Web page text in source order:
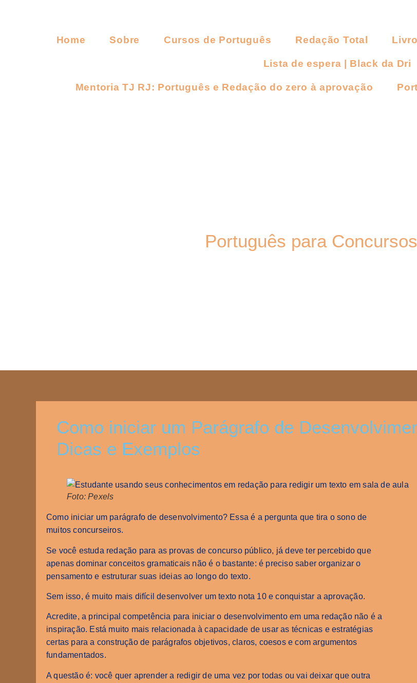
Home Sobre Cursos de Português Redação Total
Lista de espera | Black da Dri
Mentoria TJ RJ: Português e Redação do zero à aprovação
Português para Concursos
Como iniciar um Parágrafo de
Dicas e Exemplos
Foto: Pexels
Como iniciar um parágrafo de desenvolvimento? Essa é a pergunta que tira o sono de
muitos concurseiros.
Se você estuda redação para as provas de concurso público, já deve ter percebido que
apenas dominar conceitos gramaticais não é o bastante: é preciso saber organizar o
pensamento e estruturar suas ideias ao longo do texto.
Sem isso, é muito mais difícil desenvolver um texto nota 10 e conquistar a aprovação.
Acredite, a principal competência para iniciar o desenvolvimento em uma redação não é a
inspiração. Está muito mais relacionada à capacidade de usar as técnicas e estratégias
certas para a construção de parágrafos objetivos, claros, coesos e com argumentos
fundamentados.
A questão é: você quer aprender a redigir de uma vez por todas ou vai deixar que outra